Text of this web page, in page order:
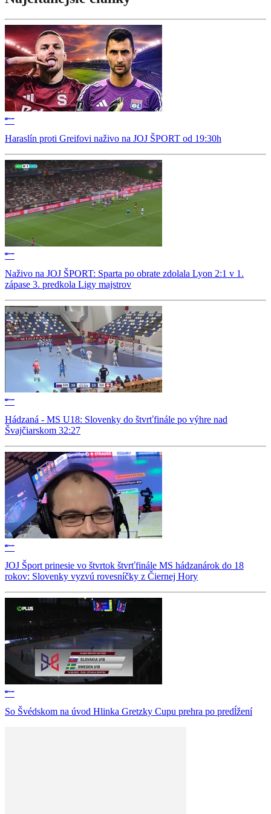
Haraslín proti Greifovi naživo na JOJ ŠPORT od 19:30h
Naživo na JOJ ŠPORT: Sparta po obrate zdolala Lyon 2:1 v 1.
zápase 3. predkola Ligy majstrov
Hádzaná - MS U18: Slovenky do štvrťfinále po výhre nad
Švajčiarskom 32:27
JOJ Šport prinesie vo štvrtok štvrťfinále MS hádzanárok do 18
rokov: Slovenky vyzvú rovesníčky z Čiernej Hory
So Švédskom na úvod Hlinka Gretzky Cupu prehra po predĺžení